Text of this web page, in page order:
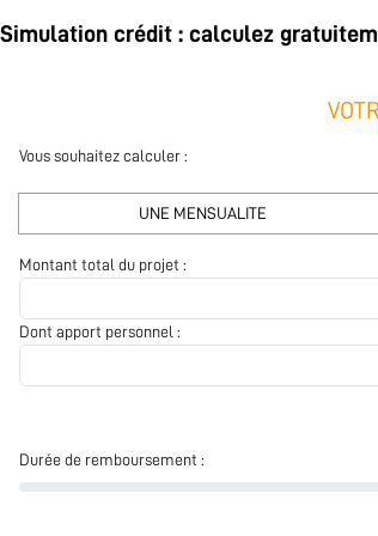
Simulation crédit : calculez
Vous souhaitez calculer :
UNE MENSUALITE
Montant total du projet :
Dont apport personnel :
Durée de remboursement :